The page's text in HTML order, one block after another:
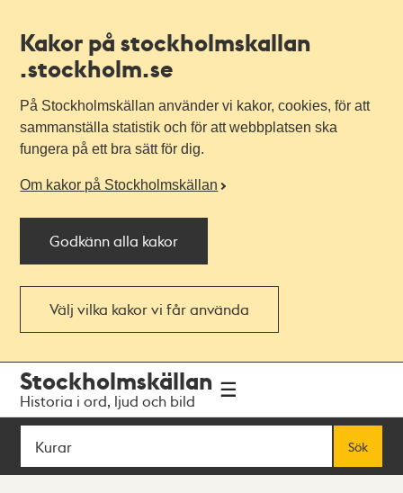
Kakor på stockholmskallan
.stockholm.se
På Stockholmskällan använder vi kakor, cookies, för att
sammanställa statistik och för att webbplatsen ska
fungera på ett bra sätt för dig.
Om kakor på Stockholmskällan
Godkänn alla kakor
Välj vilka kakor vi får använda
navigationen
huvudinnehållet
Stockholmskällan
Historia i ord, ljud och bild
Sök
Sök